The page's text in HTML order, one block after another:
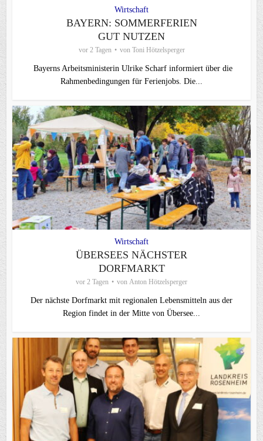
Wirtschaft
BAYERN: SOMMERFERIEN
GUT NUTZEN
vor 2 Tagen von Toni Hötzelsperger
Bayerns Arbeitsministerin Ulrike Scharf informiert über die
Rahmenbedingungen für Ferienjobs. Die...
Wirtschaft
ÜBERSEES NÄCHSTER
DORFMARKT
vor 2 Tagen von Anton Hötzelsperger
Der nächste Dorfmarkt mit regionalen Lebensmitteln aus der
Region findet in der Mitte von Übersee...